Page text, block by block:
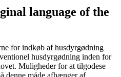
language of the
for indkøb af husdyrgødning
husdyrgødning inden for
Muligheder for at tilgodese
denne måde afhænger af